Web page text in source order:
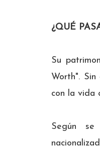
¿QUÉ
Su
Worth".
con la vida
Según se